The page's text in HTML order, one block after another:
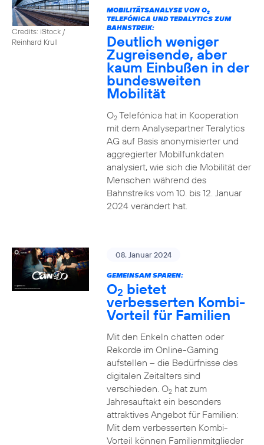
Credits: iStock /
Reinhard Krull
MOBILITÄTSANALYSE VON O2
TELEFÓNICA UND TERALYTICS ZUM
BAHNSTREIK:
Deutlich weniger
Zugreisende, aber
kaum Einbußen in der
bundesweiten
Mobilität
O2Telefónica hat in Kooperation
mit dem Analysepartner Teralytics
AG auf Basis anonymisierter und
aggregierter Mobilfunkdaten
analysiert, wie sich die Mobilität der
Menschen während des
Bahnstreiks vom 10. bis 12. Januar
2024 verändert hat.
08. Januar 2024
GEMEINSAM SPAREN:
O2 bietet
verbesserten Kombi-
Vorteil für Familien
Mit den Enkeln chatten oder
Rekorde im Online-Gaming
aufstellen – die Bedürfnisse des
digitalen Zeitalters sind
verschieden. O2hat zum
Jahresauftakt ein besonders
attraktives Angebot für Familien:
Mit dem verbesserten Kombi-
Vorteil können Familienmitglieder